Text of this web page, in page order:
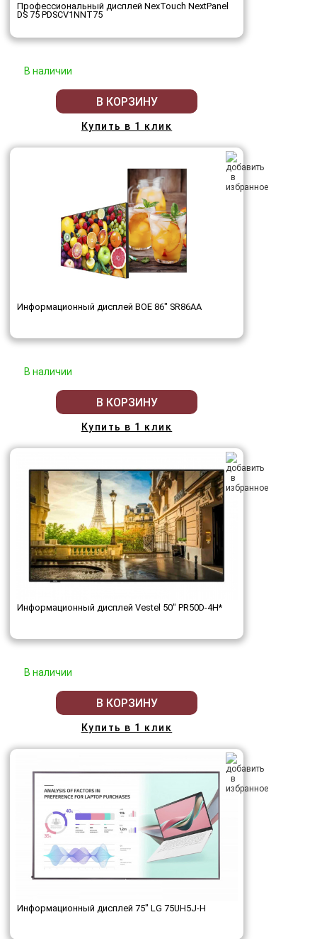
Профессиональный дисплей NexTouch NextPanel
DS 75 PDSCV1NNT75
В наличии
В КОРЗИНУ
Купить в 1 клик
Информационный дисплей BOE 86" SR86AA
В наличии
В КОРЗИНУ
Купить в 1 клик
Информационный дисплей Vestel 50" PR50D-4H*
В наличии
В КОРЗИНУ
Купить в 1 клик
Информационный дисплей 75" LG 75UH5J-H